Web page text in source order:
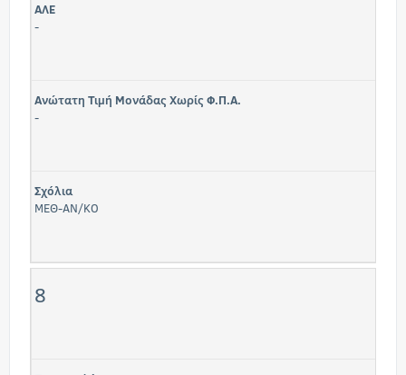
ΑΛΕ
-
Ανώτατη Τιμή Μονάδας Χωρίς Φ.Π.Α.
-
Σχόλια
ΜΕΘ-ΑΝ/ΚΟ
8